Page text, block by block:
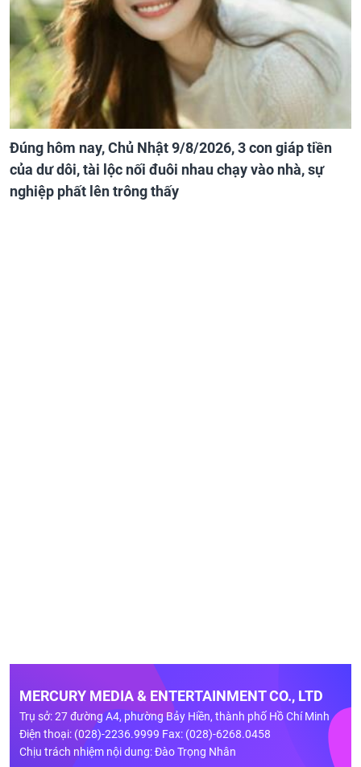
Đúng hôm nay, Chủ Nhật 9/8/2026, 3 con giáp tiền
của dư dôi, tài lộc nối đuôi nhau chạy vào nhà, sự
nghiệp phất lên trông thấy
MERCURY MEDIA & ENTERTAINMENT CO., LTD
Trụ sở: 27 đường A4, phường Bảy Hiền, thành phố Hồ Chí Minh
Điện thoại: (028)-2236.9999 Fax: (028)-6268.0458
Chịu trách nhiệm nội dung: Đào Trọng Nhân